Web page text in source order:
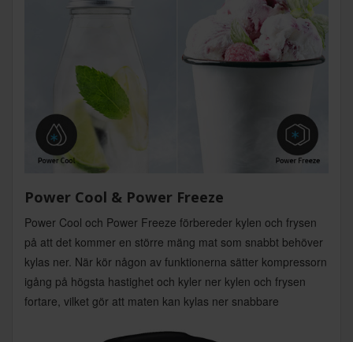
Power Cool & Power Freeze
Power Cool och Power Freeze förbereder kylen och frysen
på att det kommer en större mäng mat som snabbt behöver
kylas ner. När kör någon av funktionerna sätter kompressorn
igång på högsta hastighet och kyler ner kylen och frysen
fortare, vilket gör att maten kan kylas ner snabbare